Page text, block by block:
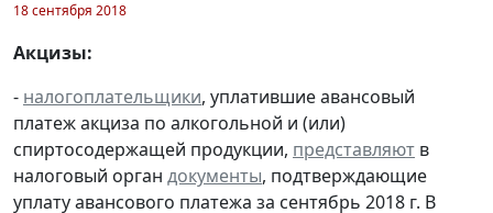
18 сентября 2018
Акцизы:
- налогоплательщики, уплатившие авансовый
платеж акциза по алкогольной и (или)
спиртосодержащей продукции, представляют в
налоговый орган документы, подтверждающие
уплату авансового платежа за сентябрь 2018 г. В